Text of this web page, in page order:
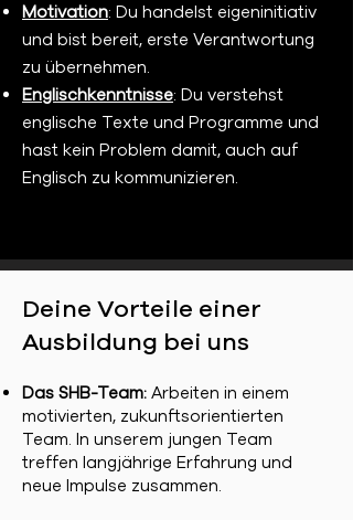
Motivation: Du handelst eigeninitiativ
und bist bereit, erste Verantwortung
zu übernehmen.
Englischkenntnisse: Du verstehst
englische Texte und Programme und
hast kein Problem damit, auch auf
Englisch zu kommunizieren.
Deine Vorteile einer
Ausbildung bei uns
Das SHB-Team: Arbeiten in einem
motivierten, zukunftsorientierten
Team. In unserem jungen Team
treffen langjährige Erfahrung und
neue Impulse zusammen.